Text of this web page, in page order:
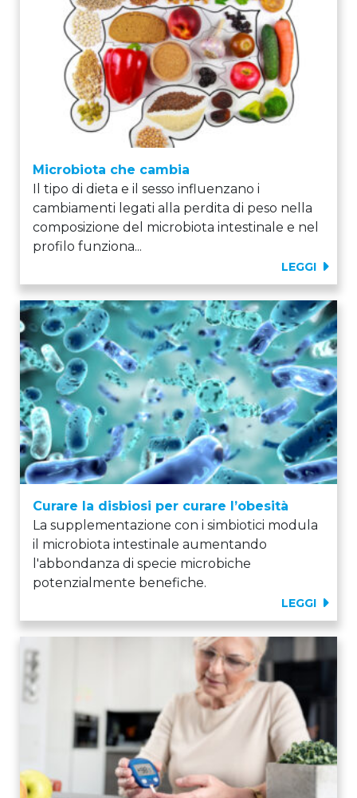
Microbiota che cambia
Il tipo di dieta e il sesso influenzano i
cambiamenti legati alla perdita di peso nella
composizione del microbiota intestinale e nel
profilo funziona...
LEGGI
Curare la disbiosi per curare l’obesità
La supplementazione con i simbiotici modula
il microbiota intestinale aumentando
l'abbondanza di specie microbiche
potenzialmente benefiche.
LEGGI